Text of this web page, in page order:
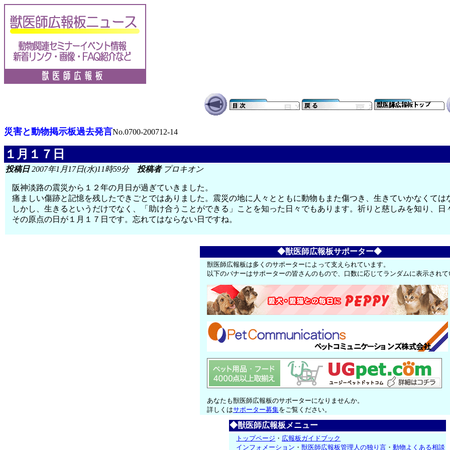
災害と動物掲示板過去発言No.0700-200712-14
１月１７日
投稿日2007年1月17日(水)11時59分 投稿者プロキオン
阪神淡路の震災から１２年の月日が過ぎていきました。
痛ましい傷跡と記憶を残したできごとではありました。震災の地に人々とともに動物もまた傷つき、生きていかなくては
しかし、生きるというだけでなく、「助け合うことができる」ことを知った日々でもあります。祈りと慈しみを知り、
その原点の日が１月１７日です。忘れてはならない日ですね。
◆獣医師広報板サポーター◆
獣医師広報板は多くのサポーターによって支えられています。
以下のバナーはサポーターの皆さんのもので、口数に応じてランダムに表示され
あなたも獣医師広報板のサポーターになりませんか。
詳しくはサポーター募集をご覧ください。
◆獣医師広報板メニュー
トップページ ・ 広報板ガイドブック
インフォメーション ・獣医師広報板管理人の独り言 ・動物よくある相談